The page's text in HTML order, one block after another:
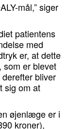
mål,” siger
patientens
med
er, at dette
er blevet
bliver
sig om at
øjenlæge er i
kroner),